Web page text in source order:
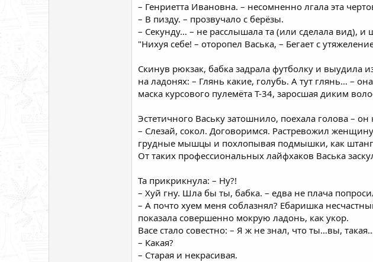
– Генриетта Ивановна. – несомненно лгала эта
– В пизду. – прозвучало с берёзы.
– Секунду… – не расслышала та (или сделала вид), и
"Нихуя себе! – оторопел Васька, – Бегает с
Скинув рюкзак, бабка задрала футболку и выудила
на ладонях: – Глянь какие, голубь. А тут глянь… –
маска курсового пулемёта Т-34, заросшая диким
Эстетичного Ваську затошнило, поехала голова – он
– Слезай, сокол. Договоримся. Растревожил
грудные мышцы и похлопывая подмышки, как
От таких профессиональных лайфхаков Васька
Та прикрикнула: – Ну?!
– Хуй гну. Шла бы ты, бабка. – едва не плача
– А почто хуем меня соблазнял? Ебаришка
показала совершенно мокрую ладонь, как укор.
Васе стало совестно: – Я ж не знал, что ты…вы,
– Какая?
– Старая и некрасивая.